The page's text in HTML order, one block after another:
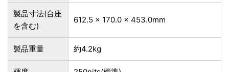
製品寸法(台座
を含む)
612.5 × 170.0 × 453.0mm
製品重量 約4.2kg